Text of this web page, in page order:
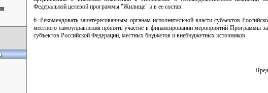
Федеральной целевой программы "Жилище" и в ее состав.
6. Рекомендовать заинтересованным органам исполнительной власти субъектов
местного самоуправления принять участие в финансировании мероприятий Программы
субъектов Российской Федерации, местных бюджетов и внебюджетных источников.